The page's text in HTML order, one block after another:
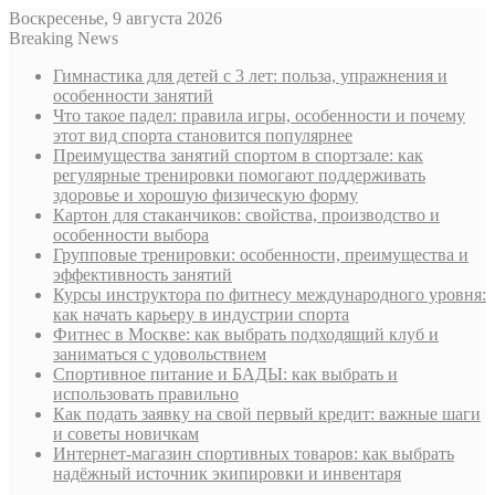
Воскресенье, 9 августа 2026
Breaking News
Гимнастика для детей с 3 лет: польза, упражнения и
особенности занятий
Что такое падел: правила игры, особенности и почему
этот вид спорта становится популярнее
Преимущества занятий спортом в спортзале: как
регулярные тренировки помогают поддерживать
здоровье и хорошую физическую форму
Картон для стаканчиков: свойства, производство и
особенности выбора
Групповые тренировки: особенности, преимущества и
эффективность занятий
Курсы инструктора по фитнесу международного уровня:
как начать карьеру в индустрии спорта
Фитнес в Москве: как выбрать подходящий клуб и
заниматься с удовольствием
Спортивное питание и БАДЫ: как выбрать и
использовать правильно
Как подать заявку на свой первый кредит: важные шаги
и советы новичкам
Интернет-магазин спортивных товаров: как выбрать
надёжный источник экипировки и инвентаря